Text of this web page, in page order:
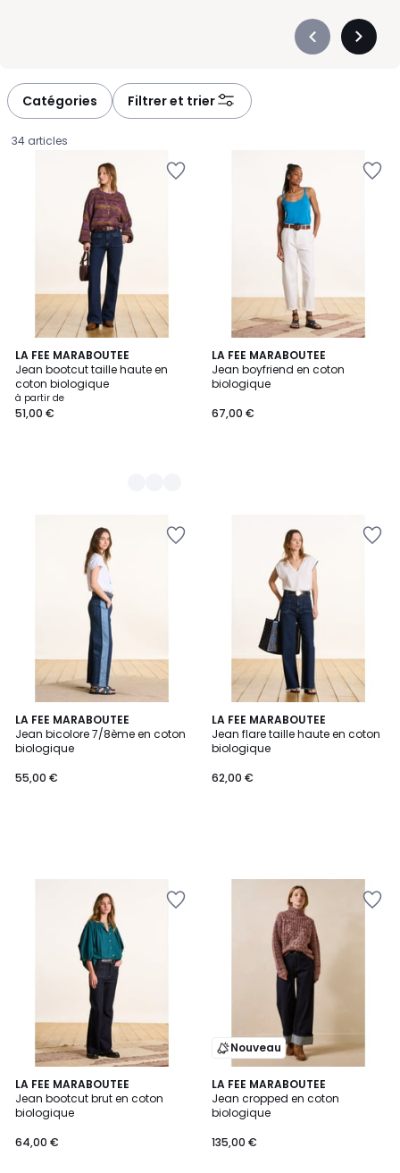
Précédent
Catégories Filtrer et trier
34 articles
LA FEE MARABOUTEE
Jean bootcut taille haute en
coton biologique
Prix
à
à partir de
51,00 €
2
Couleurs
LA FEE MARABOUTEE
Jean boyfriend en coton
biologique
67,00 €
LA FEE MARABOUTEE
Jean bicolore 7/8ème en coton
biologique
55,00 €
LA FEE MARABOUTEE
Jean flare taille haute en coton
biologique
62,00 €
LA FEE MARABOUTEE
Jean bootcut brut en coton
biologique
64,00 €
Nouveau
LA FEE MARABOUTEE
Jean cropped en coton
biologique
135,00 €
2
Couleurs